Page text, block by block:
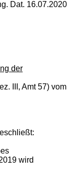
Dat. 16.07.2020
der
III, Amt 57) vom
wird